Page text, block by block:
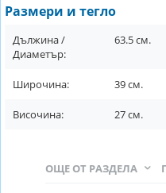
Размери и тегло
Дължина /
Диаметър:
63.5см.
Широчина: 39см.
Височина: 27см.
ОЩЕ ОТ РАЗДЕЛА